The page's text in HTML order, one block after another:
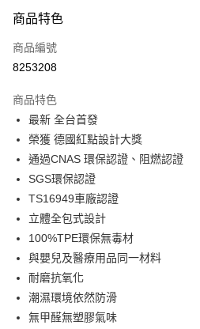
3 期 0 利率 每期
合作金庫商業銀行
上海商業儲蓄銀行
臺灣中小企業銀行
匯豐（台灣）商業銀行
聯邦商業銀行
元大商業銀行
玉山商業銀行
台灣樂天信用卡公司
LINE Pay
Apple Pay
街口支付
悠遊付
Google Pay
ATM付款
運送方式
宅配
每筆NT$60，滿NT$699(含以上)免運費
商品特色
商品編號
8253208
商品特色
最新 全台首發
榮獲 德國紅點設計大獎
通過CNAS 環保認證、阻燃認證
SGS環保認證
TS16949車廠認證
立體全包式設計
100%TPE環保無毒材
與嬰兒及醫療用品同一材料
耐磨抗氧化
潮濕環境依然防滑
無甲醛無塑膠氣味